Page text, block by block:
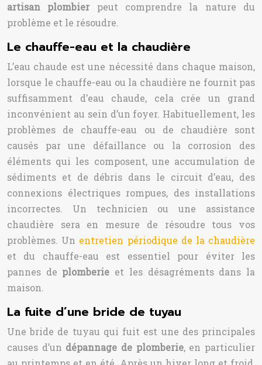
artisan plombier peut comprendre la nature du
problème et le résoudre.
Le chauffe-eau et la chaudière
L’eau chaude est une nécessité dans chaque maison,
lorsque le chauffe-eau ou la chaudière ne fournit pas
suffisamment d’eau chaude, cela crée un grand
inconvénient au sein d’un foyer. Habituellement, les
problèmes de chauffe-eau ou de chaudière sont
causés par une défaillance ou la corrosion des
éléments qui les composent, une accumulation de
sédiments et de débris dans le circuit d’eau, des
connexions électriques rompues, des installations
incorrectes. Un technicien ou une assistance
chaudière sera en mesure de résoudre tous vos
problèmes. Un entretien périodique de la chaudière
et du chauffe-eau est essentiel pour éviter les
pannes de plomberie et les désagréments dans la
maison.
La fuite d’une bride de tuyau
Une bride de tuyau qui fuit est une des principales
causes d’un dépannage de plomberie, en particulier